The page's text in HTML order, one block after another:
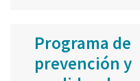
Programa de
prevención y